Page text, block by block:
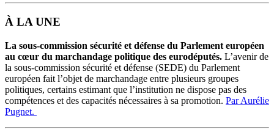
À LA UNE
La sous-commission sécurité et défense du Parlement européen
au cœur du marchandage politique des eurodéputés. L’avenir de
la sous-commission sécurité et défense (SEDE) du Parlement
européen fait l’objet de marchandage entre plusieurs groupes
politiques, certains estimant que l’institution ne dispose pas des
compétences et des capacités nécessaires à sa promotion. Par Aurélie
Pugnet.